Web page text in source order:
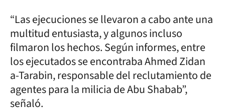
“Las ejecuciones se llevaron a cabo ante una
multitud entusiasta, y algunos incluso
filmaron los hechos. Según informes, entre
los ejecutados se encontraba Ahmed Zidan
a-Tarabin, responsable del reclutamiento de
agentes para la milicia de Abu Shabab”,
señaló.